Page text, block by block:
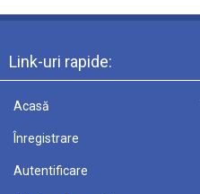
Link-uri rapide:
Acasă
Înregistrare
Autentificare